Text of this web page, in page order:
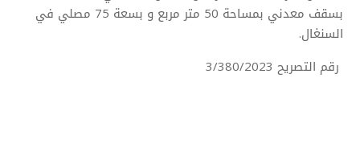
بسقف معدني بمساحة 50 متر مربع و بسعة 75 مصلي في
السنغال.
رقم التصريح 3/380/2023